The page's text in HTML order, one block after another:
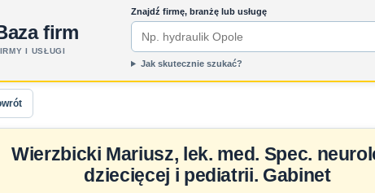
firm
I USŁUGI
Znajdź firmę, branżę lub usługę
Jak skutecznie szukać?
Wierzbicki Mariusz, lek. med. Spec.
dziecięcej i pediatrii. Gabinet